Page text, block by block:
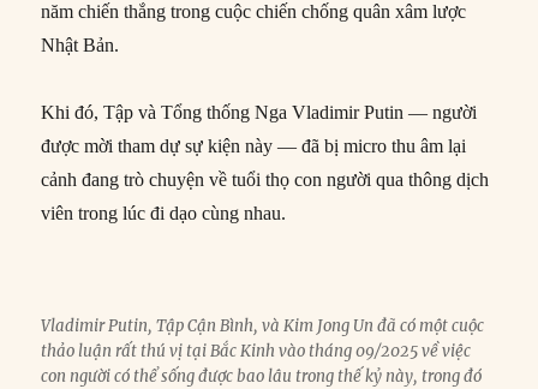
năm chiến thắng trong cuộc chiến chống quân xâm lược
Nhật Bản.
Khi đó, Tập và Tổng thống Nga Vladimir Putin — người
được mời tham dự sự kiện này — đã bị micro thu âm lại
cảnh đang trò chuyện về tuổi thọ con người qua thông dịch
viên trong lúc đi dạo cùng nhau.
Vladimir Putin, Tập Cận Bình, và Kim Jong Un đã có một cuộc
thảo luận rất thú vị tại Bắc Kinh vào tháng 09/2025 về việc
con người có thể sống được bao lâu trong thế kỷ này, trong đó